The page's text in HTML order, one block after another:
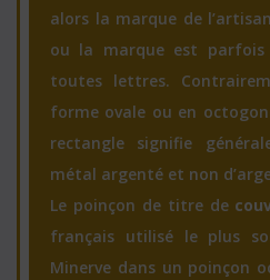
alors la marque de
ou la marque est parfois
toutes lettres.
forme ovale ou en
rectangle signifie
métal argenté et non
Le poinçon de titre de
français utilisé le plus
Minerve dans un poinçon